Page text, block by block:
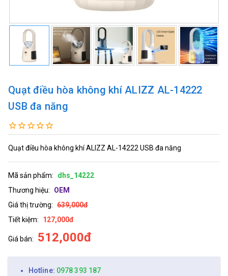
Quạt điều hòa không khí ALIZZ AL-14222
USB đa năng
Quạt điều hòa không khí ALIZZ AL-14222 USB đa năng
Mã sản phẩm:
dhs_14222
Thương hiệu:
OEM
Giá thị trường: 639,000đ
Tiết kiệm:
127,000đ
Giá bán: 512,000đ
Hotline: 0978 393 187